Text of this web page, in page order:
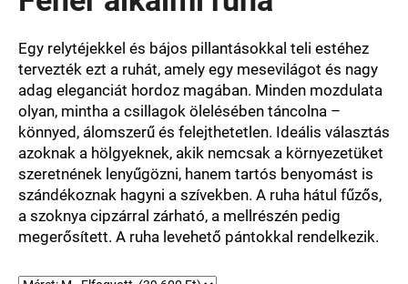
értékelése
0,0
csillag.
Egy relytéjekkel és bájos pillantásokkal teli estéhez
tervezték ezt a ruhát, amely egy mesevilágot és nagy
adag eleganciát hordoz magában. Minden mozdulata
olyan, mintha a csillagok ölelésében táncolna –
könnyed, álomszerű és felejthetetlen. Ideális választás
azoknak a hölgyeknek, akik nemcsak a környezetüket
szeretnének lenyűgözni, hanem tartós benyomást is
szándékoznak hagyni a szívekben. A ruha hátul fűzős,
a szoknya cipzárral zárható, a mellrészén pedig
megerősített. A ruha levehető pántokkal rendelkezik.